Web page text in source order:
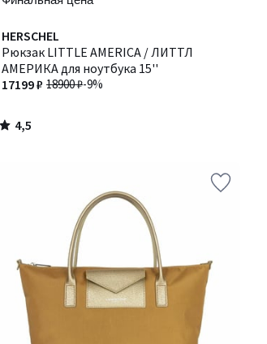
HERSCHEL
Рюкзак LITTLE AMERICA / ЛИТТЛ
АМЕРИКА для ноутбука 15''
18900 ₽-9%
17199 ₽
4,5
/ 5
4,5
/